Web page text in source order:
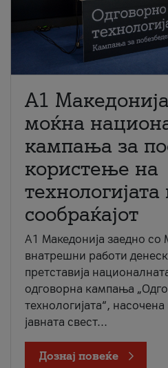
A1
моќна
кампања за
користење на
технологијата
сообраќајот
A1 Македонија заедно со
внатрешни работи
претставија
одговорна кампања
технологијата“,
јавната свест...
Дознај повеќе